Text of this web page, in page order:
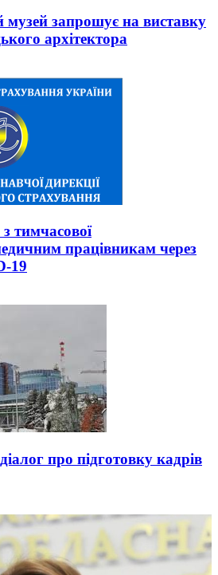
музей запрошує на виставку
архітектора
тимчасової
працівникам через
19
про підготовку кадрів